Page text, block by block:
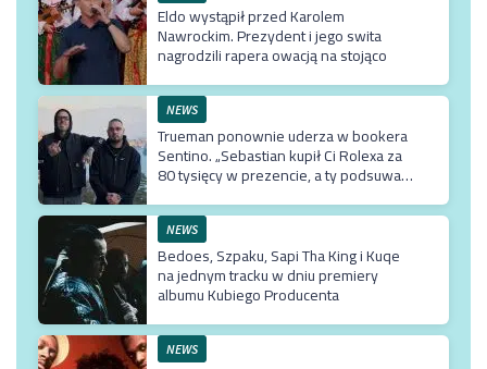
Eldo wystąpił przed Karolem
Nawrockim. Prezydent i jego swita
nagrodzili rapera owacją na stojąco
NEWS
Trueman ponownie uderza w bookera
Sentino. „Sebastian kupił Ci Rolexa za
80 tysięcy w prezencie, a ty podsuwasz
NEWS
Bedoes, Szpaku, Sapi Tha King i Kuqe
na jednym tracku w dniu premiery
albumu Kubiego Producenta
NEWS